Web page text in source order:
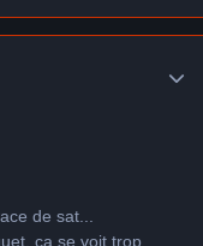
de sat...
ça se voit trop